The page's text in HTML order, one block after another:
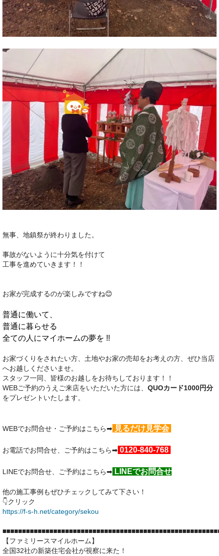
無事、地鎮祭が終わりました。
事故がないように十分気を付けて
工事を進めていきます！！
お家が完成するのが楽しみですね😊
普通に働いて、
普通に暮らせる
全ての人にマイホームの夢を !!
お家づくりをされたい方、土地やお家の売却をお考えの方、ぜひ当店
へお越しくださいませ。
スタッフ一同、皆様のお越しをお待ちしております！！
WEBご予約のうえご来店をいただいた方には、 QUOカード1000円分
をプレゼントいたします。
WEBでお問合せ・ご予約はこちら➡ 見るだけ見学会
お電話でお問合せ、ご予約はこちら➡ 0120-840-768
LINEでお問合せ、ご予約はこちら➡ LINEでお問合せ
他の施工事例もぜひチェックしてみて下さい！
👇クリック
https://f-s-h.net/category/sekou
【 ファミリースマイルホーム】
全国32社の新築住宅会社が視察に来た！